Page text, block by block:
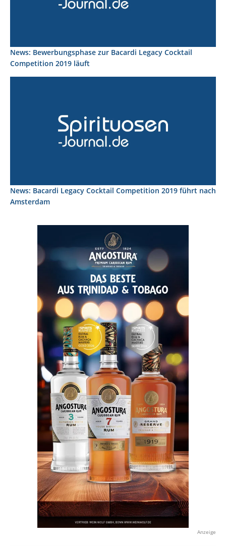
News: Bewerbungsphase zur Bacardi Legacy Cocktail
Competition 2019 läuft
News: Bacardi Legacy Cocktail Competition 2019 führt nach
Amsterdam
Anzeige